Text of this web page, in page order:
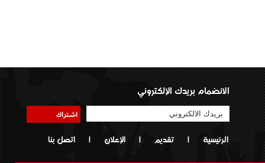
الانضمام بريدك الإلكتروني
اشتراك
الرئيسية | تقديم | الإعلان | اتصل بنا